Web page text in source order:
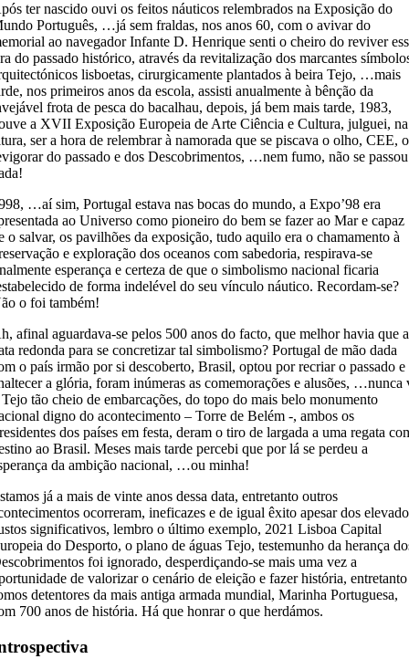
ter nascido ouvi os feitos náuticos relembrados na Exposição do
Português, …já sem fraldas, nos anos 60, com o avivar do
ao navegador Infante D. Henrique senti o cheiro do reviver
do passado histórico, através da revitalização dos marcantes
lisboetas, cirurgicamente plantados à beira Tejo, …mais
nos primeiros anos da escola, assisti anualmente à bênção da
frota de pesca do bacalhau, depois, já bem mais tarde, 1983,
a XVII Exposição Europeia de Arte Ciência e Cultura, julguei, na
ser a hora de relembrar à namorada que se piscava o olho, CEE, o
do passado e dos Descobrimentos, …nem fumo, não se passou
…aí sim, Portugal estava nas bocas do mundo, a Expo’98 era
ao Universo como pioneiro do bem se fazer ao Mar e capaz
o salvar, os pavilhões da exposição, tudo aquilo era o chamamento à
e exploração dos oceanos com sabedoria, respirava-se
esperança e certeza de que o simbolismo nacional ficaria
de forma indelével do seu vínculo náutico. Recordam-se?
o foi também!
afinal aguardava-se pelos 500 anos do facto, que melhor havia que a
redonda para se concretizar tal simbolismo? Portugal de mão dada
o país irmão por si descoberto, Brasil, optou por recriar o passado e
a glória, foram inúmeras as comemorações e alusões, …nunca
tão cheio de embarcações, do topo do mais belo monumento
digno do acontecimento – Torre de Belém -, ambos os
dos países em festa, deram o tiro de largada a uma regata
ao Brasil. Meses mais tarde percebi que por lá se perdeu a
da ambição nacional, …ou minha!
já a mais de vinte anos dessa data, entretanto outros
ocorreram, ineficazes e de igual êxito apesar dos
significativos, lembro o último exemplo, 2021 Lisboa Capital
do Desporto, o plano de águas Tejo, testemunho da herança
foi ignorado, desperdiçando-se mais uma vez a
de valorizar o cenário de eleição e fazer história, entretanto
detentores da mais antiga armada mundial, Marinha Portuguesa,
700 anos de história. Há que honrar o que herdámos.